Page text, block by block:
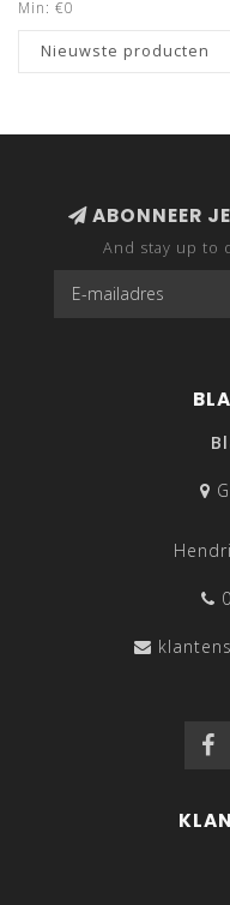
Min: €0
Nieuwste producten
ABONNEER
And stay up to